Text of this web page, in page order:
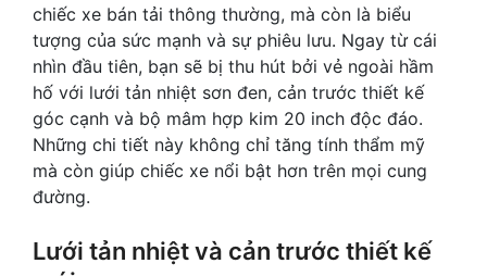
chiếc xe bán tải thông thường, mà còn là biểu
tượng của sức mạnh và sự phiêu lưu. Ngay từ cái
nhìn đầu tiên, bạn sẽ bị thu hút bởi vẻ ngoài hầm
hố với lưới tản nhiệt sơn đen, cản trước thiết kế
góc cạnh và bộ mâm hợp kim 20 inch độc đáo.
Những chi tiết này không chỉ tăng tính thẩm mỹ
mà còn giúp chiếc xe nổi bật hơn trên mọi cung
đường.
Lưới tản nhiệt và cản trước thiết kế